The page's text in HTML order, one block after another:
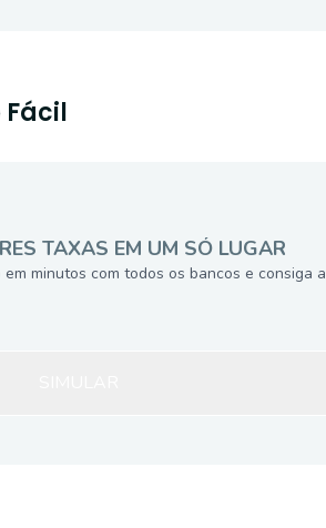
TAXAS EM UM SÓ LUGAR
minutos com todos os bancos e consiga a